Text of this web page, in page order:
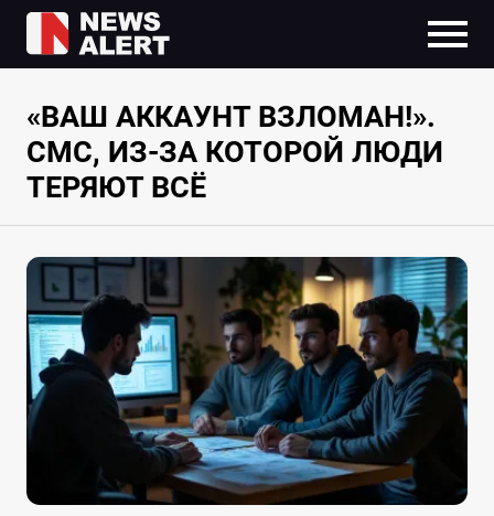
«ВАШ АККАУНТ ВЗЛОМАН!».
СМС, ИЗ-ЗА КОТОРОЙ ЛЮДИ
ТЕРЯЮТ ВСЁ